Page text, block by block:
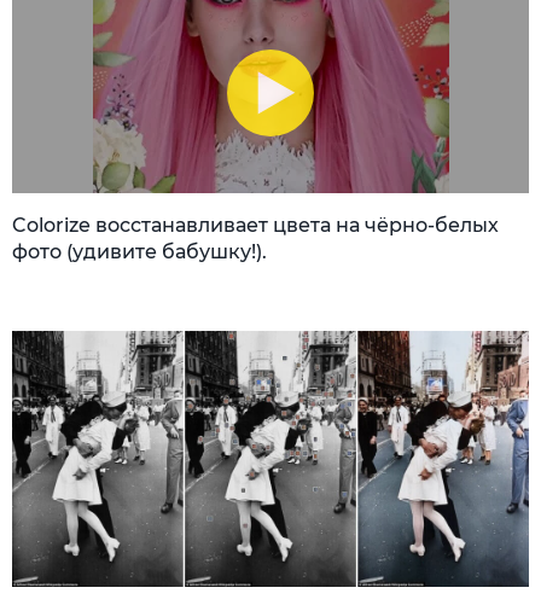
Colorize восстанавливает цвета на чёрно-белых
фото (удивите бабушку!).